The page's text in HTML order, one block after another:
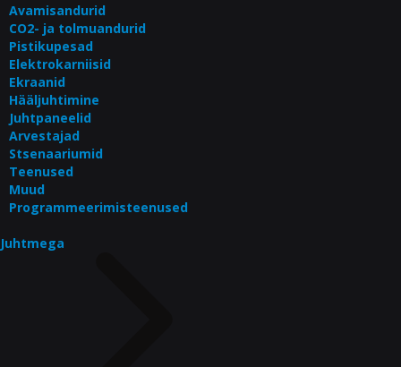
Avamisandurid
CO2- ja tolmuandurid
Pistikupesad
Elektrokarniisid
Ekraanid
Hääljuhtimine
Juhtpaneelid
Arvestajad
Stsenaariumid
Teenused
Muud
Programmeerimisteenused
Juhtmega